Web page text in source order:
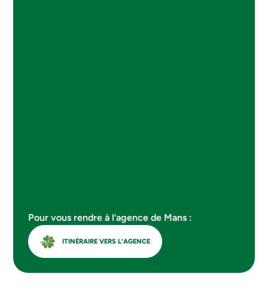
Pour vous rendre à l’agence de Mans :
ITINÉRAIRE VERS L’AGENCE